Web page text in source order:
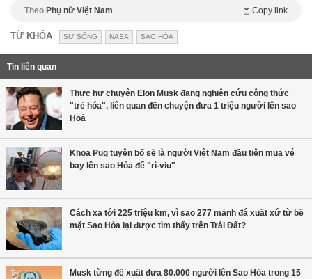
Theo Phụ nữ Việt Nam Copy link
TỪ KHÓA SỰ SỐNG NASA SAO HỎA
Tin liên quan
Thực hư chuyện Elon Musk đang nghiên cứu công thức
"trẻ hóa", liên quan đến chuyện đưa 1 triệu người lên sao
Hoả
Khoa Pug tuyên bố sẽ là người Việt Nam đầu tiên mua vé
bay lên sao Hỏa để "rì-viu"
Cách xa tới 225 triệu km, vì sao 277 mảnh đá xuất xứ từ bề
mặt Sao Hỏa lại được tìm thấy trên Trái Đất?
Musk từng đề xuất đưa 80.000 người lên Sao Hỏa trong 15